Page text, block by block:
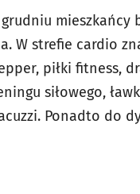
grudniu
W strefie cardio
piłki fitness,
siłowego,
Ponadto do